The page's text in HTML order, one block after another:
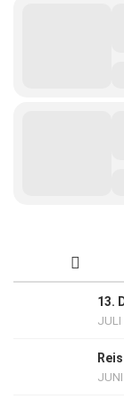
13.
JULI